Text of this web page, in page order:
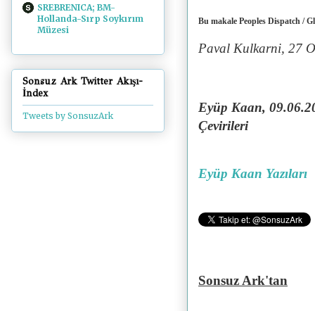
Bu makale Peoples Dispatch /
Paval Kulkarni, 27
Eyüp Kaan,
Çevirileri
Eyüp Kaan Yazıları
Sonsuz Ark'tan
SREBRENICA; BM-
Hollanda-Sırp Soykırım
Müzesi
Sonsuz Ark Twitter Akışı-
İndex
Tweets by SonsuzArk